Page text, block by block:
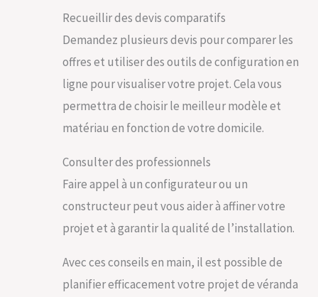
Recueillir des devis comparatifs
Demandez plusieurs devis pour comparer les
offres et utiliser des outils de configuration en
ligne pour visualiser votre projet. Cela vous
permettra de choisir le meilleur modèle et
matériau en fonction de votre domicile.
Consulter des professionnels
Faire appel à un configurateur ou un
constructeur peut vous aider à affiner votre
projet et à garantir la qualité de l’installation.
Avec ces conseils en main, il est possible de
planifier efficacement votre projet de véranda